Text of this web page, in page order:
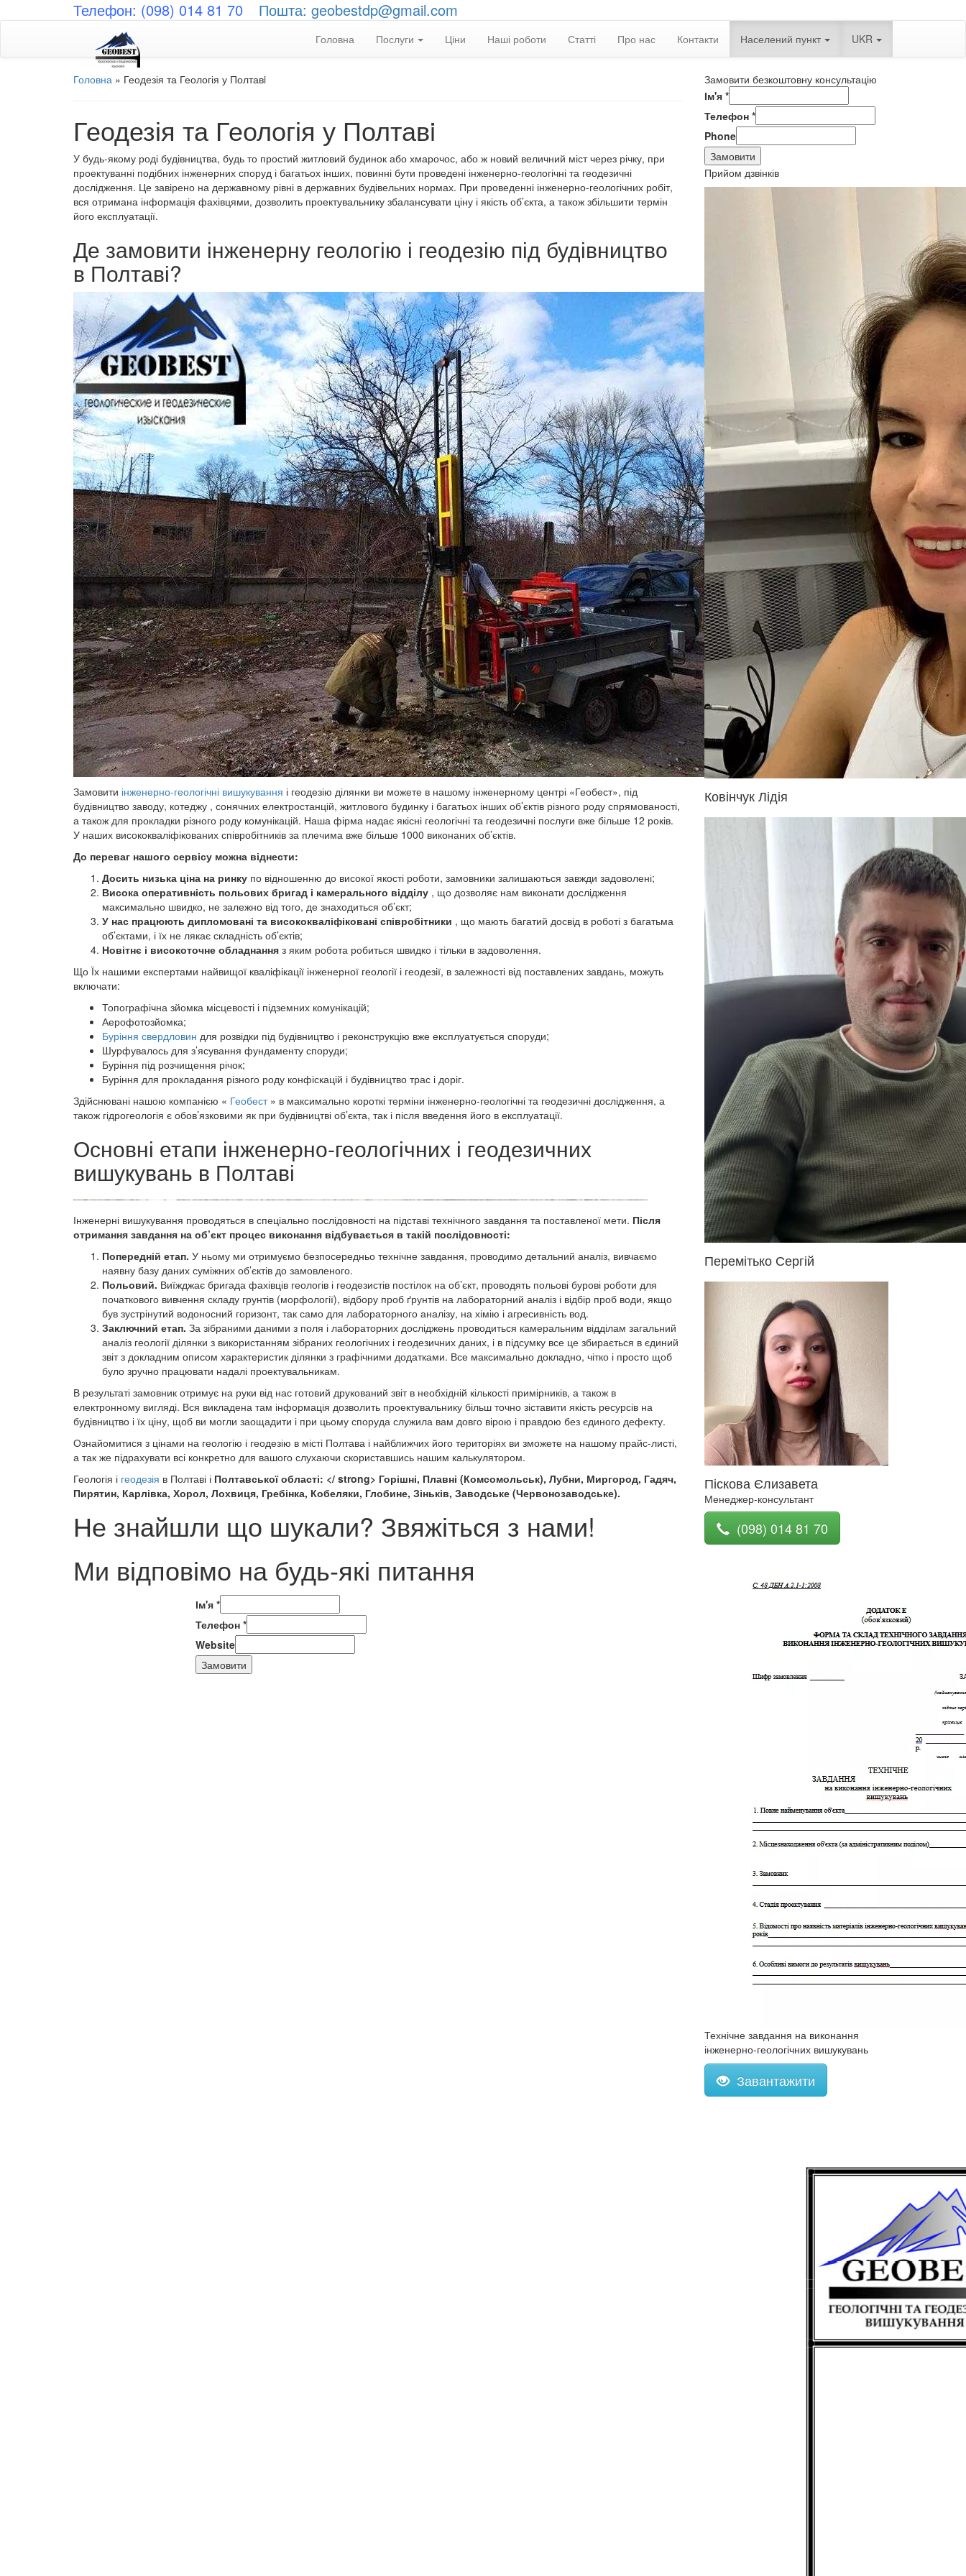
Телефон: (098) 014 81 70 Пошта: geobestdp@gmail.com
Головна Послуги Ціни Наші роботи Статті Про нас Контакти Населений пункт UKR
Головна » Геодезія та Геологія у Полтавi
Геодезія та Геологія у Полтавi
У будь-якому роді будівництва, будь то простий житловий будинок або хмарочос, або ж новий величний міст через річку, при
проектуванні подібних інженерних споруд і багатьох інших, повинні бути проведені інженерно-геологічні та геодезичні
дослідження. Це завірено на державному рівні в державних будівельних нормах. При проведенні інженерно-геологічних робіт,
вся отримана інформація фахівцями, дозволить проектувальнику збалансувати ціну і якість об’єкта, а також збільшити термін
його експлуатації.
Де замовити інженерну геологію і геодезію під будівництво
в Полтаві?
Замовити інженерно-геологічні вишукування і геодезію ділянки ви можете в нашому інженерному центрі «Геобест», під
будівництво заводу, котеджу , сонячних електростанцій, житлового будинку і багатьох інших об’єктів різного роду спрямованості,
а також для прокладки різного роду комунікацій. Наша фірма надає якісні геологічні та геодезичні послуги вже більше 12 років.
У наших висококваліфікованих співробітників за плечима вже більше 1000 виконаних об’єктів.
До переваг нашого сервісу можна віднести:
Досить низька ціна на ринку по відношенню до високої якості роботи, замовники залишаються завжди задоволені;
Висока оперативність польових бригад і камерального відділу , що дозволяє нам виконати дослідження
максимально швидко, не залежно від того, де знаходиться об’єкт;
У нас працюють дипломовані та висококваліфіковані співробітники , що мають багатий досвід в роботі з багатьма
об’єктами, і їх не лякає складність об’єктів;
Новітнє і високоточне обладнання з яким робота робиться швидко і тільки в задоволення.
Що Їх нашими експертами найвищої кваліфікації інженерної геології і геодезії, в залежності від поставлених завдань, можуть
включати:
Топографічна зйомка місцевості і підземних комунікацій;
Аерофотозйомка;
Буріння свердловин для розвідки під будівництво і реконструкцію вже експлуатується споруди;
Шурфувалось для з’ясування фундаменту споруди;
Буріння під розчищення річок;
Буріння для прокладання різного роду конфіскацій і будівництво трас і доріг.
Здійснювані нашою компанією « Геобест » в максимально короткі терміни інженерно-геологічні та геодезичні дослідження, а
також гідрогеологія є обов’язковими як при будівництві об’єкта, так і після введення його в експлуатації.
Основні етапи інженерно-геологічних і геодезичних
вишукувань в Полтаві
Інженерні вишукування проводяться в спеціально послідовності на підставі технічного завдання та поставленої мети. Після
отримання завдання на об’єкт процес виконання відбувається в такій послідовності:
Попередній етап. У ньому ми отримуємо безпосередньо технічне завдання, проводимо детальний аналіз, вивчаємо
наявну базу даних суміжних об’єктів до замовленого.
Польовий. Виїжджає бригада фахівців геологів і геодезистів постілок на об’єкт, проводять польові бурові роботи для
початкового вивчення складу грунтів (морфології), відбору проб ґрунтів на лабораторний аналіз і відбір проб води, якщо
був зустрінутий водоносний горизонт, так само для лабораторного аналізу, на хімію і агресивність вод.
Заключний етап. За зібраними даними з поля і лабораторних досліджень проводиться камеральним відділам загальний
аналіз геології ділянки з використанням зібраних геологічних і геодезичних даних, і в підсумку все це збирається в єдиний
звіт з докладним описом характеристик ділянки з графічними додатками. Все максимально докладно, чітко і просто щоб
було зручно працювати надалі проектувальникам.
В результаті замовник отримує на руки від нас готовий друкований звіт в необхідній кількості примірників, а також в
електронному вигляді. Вся викладена там інформація дозволить проектувальнику більш точно зіставити якість ресурсів на
будівництво і їх ціну, щоб ви могли заощадити і при цьому споруда служила вам довго вірою і правдою без єдиного дефекту.
Ознайомитися з цінами на геологію і геодезію в місті Полтава і найближчих його територіях ви зможете на нашому прайс-листі,
а так же підрахувати всі конкретно для вашого слухаючи скориставшись нашим калькулятором.
Геологія і геодезія в Полтаві і Полтавської області: </ strong> Горішні, Плавні (Комсомольськ), Лубни, Миргород, Гадяч,
Пирятин, Карлівка, Хорол, Лохвиця, Гребінка, Кобеляки, Глобине, Зіньків, Заводське (Червонозаводське).
Не знайшли що шукали? Звяжіться з нами!
Ми відповімо на будь-які питання
Ім'я *
Телефон *
Website
Замовити
Замовити безкоштовну консультацію
Ім'я *
Телефон *
Phone
Замовити
Прийом дзвінків
Ковінчук Лідія
Перемітько Сергій
Піскова Єлизавета
Менеджер-консультант
(098) 014 81 70
Технічне завдання на виконання
інженерно-геологічних вишукувань
Завантажити